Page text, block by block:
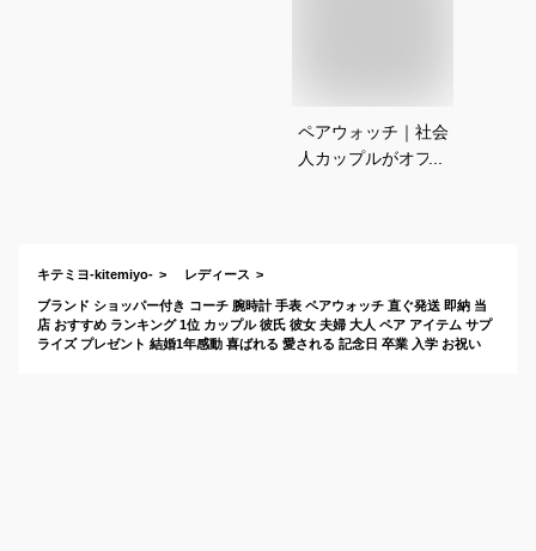
ペアウォッチ｜社会
人カップルがオフィ
キテミヨ-kitemiyo- レディース
ブランド ショッパー付き コーチ 腕時計 手表 ペアウォッチ 直ぐ発送 即納 当
店 おすすめ ランキング 1位 カップル 彼氏 彼女 夫婦 大人 ペア アイテム サプ
ライズ プレゼント 結婚1年感動 喜ばれる 愛される 記念日 卒業 入学 お祝い